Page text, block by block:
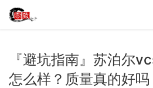
『避坑指南』苏泊尔
怎么样？质量真的好吗